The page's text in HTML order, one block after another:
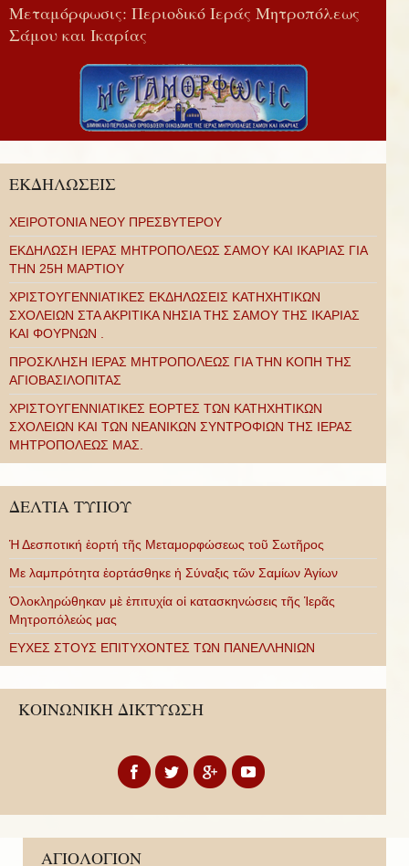
Μεταμόρφωσις: Περιοδικό Ιεράς Μητροπόλεως
Σάμου και Ικαρίας
ΕΚΔΗΛΩΣΕΙΣ
ΧΕΙΡΟΤΟΝΙΑ ΝΕΟΥ ΠΡΕΣΒΥΤΕΡΟΥ
ΕΚΔΗΛΩΣΗ ΙΕΡΑΣ ΜΗΤΡΟΠΟΛΕΩΣ ΣΑΜΟΥ ΚΑΙ ΙΚΑΡΙΑΣ ΓΙΑ
ΤΗΝ 25Η ΜΑΡΤΙΟΥ
ΧΡΙΣΤΟΥΓΕΝΝΙΑΤΙΚΕΣ ΕΚΔΗΛΩΣΕΙΣ ΚΑΤΗΧΗΤΙΚΩΝ
ΣΧΟΛΕΙΩΝ ΣΤΑ ΑΚΡΙΤΙΚΑ ΝΗΣΙΑ ΤΗΣ ΣΑΜΟΥ ΤΗΣ ΙΚΑΡΙΑΣ
ΚΑΙ ΦΟΥΡΝΩΝ .
ΠΡΟΣΚΛΗΣΗ ΙΕΡΑΣ ΜΗΤΡΟΠΟΛΕΩΣ ΓΙΑ ΤΗΝ ΚΟΠΗ ΤΗΣ
ΑΓΙΟΒΑΣΙΛΟΠΙΤΑΣ
ΧΡΙΣΤΟΥΓΕΝΝΙΑΤΙΚΕΣ ΕΟΡΤΕΣ ΤΩΝ ΚΑΤΗΧΗΤΙΚΩΝ
ΣΧΟΛΕΙΩΝ ΚΑΙ ΤΩΝ ΝΕΑΝΙΚΩΝ ΣΥΝΤΡΟΦΙΩΝ ΤΗΣ ΙΕΡΑΣ
ΜΗΤΡΟΠΟΛΕΩΣ ΜΑΣ.
ΔΕΛΤΙΑ ΤΥΠΟΥ
Ἡ Δεσποτική ἑορτή τῆς Μεταμορφώσεως τοῦ Σωτῆρος
Με λαμπρότητα ἑορτάσθηκε ἡ Σύναξις τῶν Σαμίων Ἁγίων
Ὁλοκληρώθηκαν μὲ ἐπιτυχία οἱ κατασκηνώσεις τῆς Ἱερᾶς
Μητροπόλεώς μας
ΕΥΧΕΣ ΣΤΟΥΣ ΕΠΙΤΥΧΟΝΤΕΣ ΤΩΝ ΠΑΝΕΛΛΗΝΙΩΝ
ΚΟΙΝΩΝΙΚΗ ΔΙΚΤΥΩΣΗ
ΑΓΙΟΛΟΓΙΟΝ